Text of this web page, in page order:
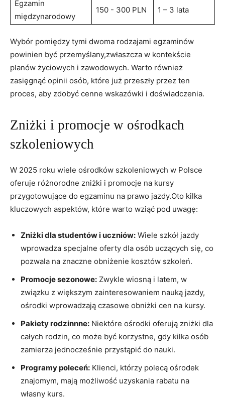
Egzamin
międzynarodowy
150 -⁤ 300 PLN 1 – 3 lata
Wybór pomiędzy tymi‍ dwoma rodzajami‌ egzaminów
powinien być przemyślany,zwłaszcza w kontekście
planów życiowych i zawodowych. Warto również
zasięgnąć opinii osób, które już przeszły ‌przez ⁢ten
proces, ‌aby zdobyć cenne‌ wskazówki i doświadczenia.
Zniżki i promocje​ w ośrodkach
szkoleniowych
W 2025 roku ​wiele⁢ ośrodków szkoleniowych w Polsce
⁣oferuje różnorodne ‍zniżki i promocje na kursy
przygotowujące do egzaminu na prawo ‌jazdy.Oto kilka
kluczowych aspektów, które warto wziąć pod uwagę:
Zniżki dla studentów i uczniów: Wiele szkół jazdy
wprowadza specjalne oferty dla⁢ osób uczących się, co
pozwala na znaczne obniżenie kosztów szkoleń.
Promocje sezonowe: Zwykle wiosną i latem,​ w
związku z większym zainteresowaniem nauką jazdy,
ośrodki wprowadzają czasowe obniżki cen na kursy.
Pakiety rodzinnne: ⁢Niektóre ośrodki oferują zniżki ​dla ​
całych rodzin, co może ⁢być korzystne, gdy kilka osób
zamierza ‍jednocześnie przystąpić ​do nauki.
Programy poleceń: Klienci, którzy ⁤polecą ośrodek‌
znajomym,⁤ mają możliwość uzyskania rabatu na
własny kurs.